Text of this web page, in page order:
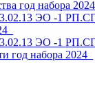
год набора 2024_
ЭО -1
ЭО -1
год набора 2024_